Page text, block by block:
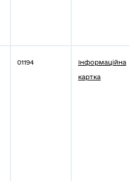
01194
Інформаційна
картка